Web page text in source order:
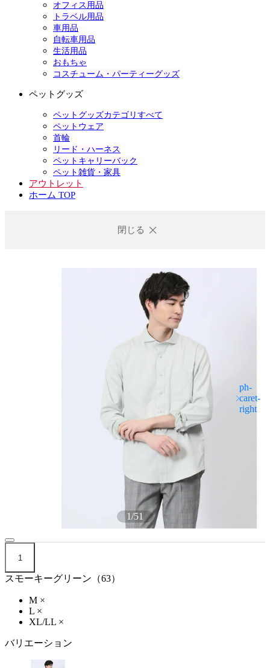
オフィス用品
トラベル用品
車用品
自転車用品
生活用品
おもちゃ
コスチューム・パーティーグッズ
ペットグッズ
ペットグッズカテゴリすべて
ペットウェア
首輪
リード・ハーネス
ペットキャリーバック
ペット雑貨・家具
アウトレット
ホーム TOP
閉じる
1/51
1
スモーキーグリーン（63）
M ×
L ×
XL/LL ×
バリエーション